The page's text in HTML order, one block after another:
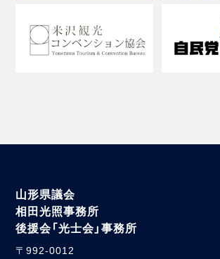
山形県議会
相田光照事務所
後援会「光士会」事務所
〒992-0012